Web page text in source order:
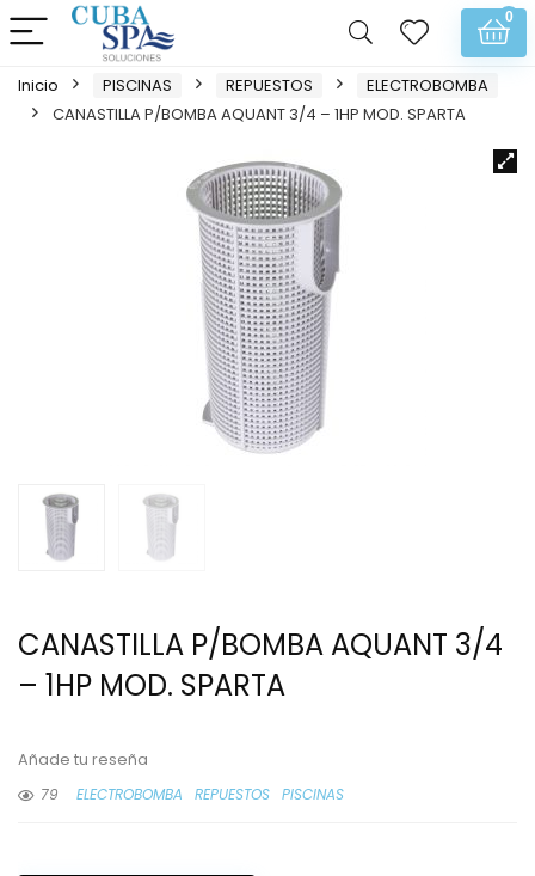
0
Inicio PISCINAS REPUESTOS
ELECTROBOMBA
CANASTILLA P/BOMBA AQUANT 3/4 – 1HP MOD. SPARTA
CANASTILLA P/BOMBA AQUANT 3/4
– 1HP MOD. SPARTA
Añade tu reseña
79
ELECTROBOMBA REPUESTOS PISCINAS